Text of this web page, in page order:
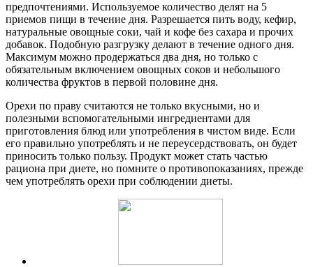
предпочтениями. Используемое количество делят на 5
приемов пищи в течение дня. Разрешается пить воду, кефир,
натуральные овощные соки, чай и кофе без сахара и прочих
добавок. Подобную разгрузку делают в течение одного дня.
Максимум можно продержаться два дня, но только с
обязательным включением овощных соков и небольшого
количества фруктов в первой половине дня.
Орехи по праву считаются не только вкусными, но и
полезными вспомогательными ингредиентами для
приготовления блюд или употребления в чистом виде. Если
его правильно употреблять и не переусердствовать, он будет
приносить только пользу. Продукт может стать частью
рациона при диете, но помните о противопоказаниях, прежде
чем употреблять орехи при соблюдении диеты.